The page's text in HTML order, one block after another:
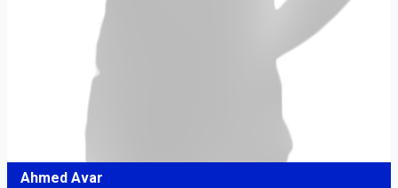
Ahmed Avar